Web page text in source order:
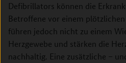
Defibrillators können die
Betroffene vor einem
führen jedoch nicht zu einem
Herzgewebe und stärken die
nachhaltig. Eine zusätzliche –